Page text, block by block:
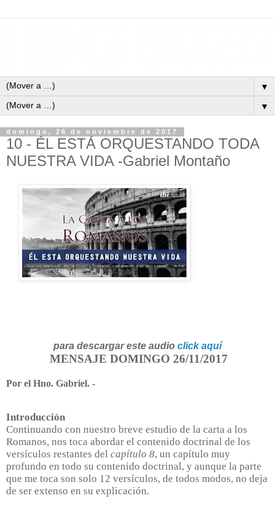
▼
▼
domingo, 26 de noviembre de 2017
10 - ÉL ESTÁ ORQUESTANDO TODA
NUESTRA VIDA -Gabriel Montaño
para descargar este audio click aquí
MENSAJE DOMINGO 26/11/2017
Por el Hno. Gabriel. -
Introducción
Continuando con nuestro breve estudio de la carta a los
Romanos, nos toca abordar el contenido doctrinal de los
versículos restantes del capítulo 8, un capítulo muy
profundo en todo su contenido doctrinal, y aunque la parte
que me toca son solo 12 versículos, de todos modos, no deja
de ser extenso en su explicación.